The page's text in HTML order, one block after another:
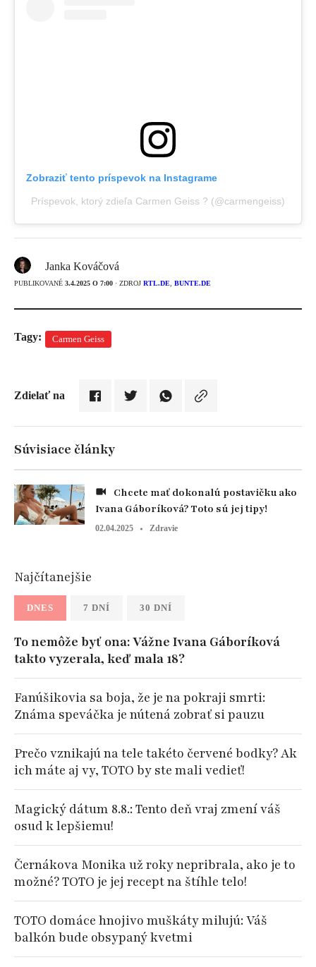
Zobraziť tento príspevok na Instagrame
Príspevok, ktorý zdieľa Carmen Geiss ? (@carmengeiss)
Janka Kováčová
PUBLIKOVANÉ 3.4.2025 O 7:00 · ZDROJ RTL.DE BUNTE.DE
Tagy: Carmen Geiss
Zdielať na
Súvisiace články
Ivana Gáboríková? Toto sú jej tipy!
02.04.2025 Zdravie
Najčítanejšie
DNES 7 DNÍ 30 DNÍ
To nemôže byť ona: Vážne Ivana Gáboríková
takto vyzerala, keď mala 18?
Fanúšikovia sa boja, že je na pokraji smrti:
Známa speváčka je nútená zobrať si pauzu
Prečo vznikajú na tele takéto červené bodky? Ak
ich máte aj vy, TOTO by ste mali vedieť!
Magický dátum 8.8.: Tento deň vraj zmení váš
osud k lepšiemu!
Černákova Monika už roky nepribrala, ako je to
možné? TOTO je jej recept na štíhle telo!
TOTO domáce hnojivo muškáty milujú: Váš
balkón bude obsypaný kvetmi